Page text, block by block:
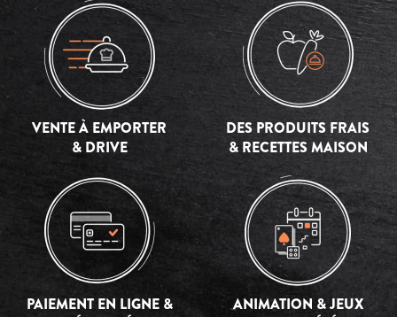
VENTE À EMPORTER
& DRIVE
DES PRODUITS FRAIS
& RECETTES MAISON
PAIEMENT EN LIGNE &
ANIMATION & JEUX